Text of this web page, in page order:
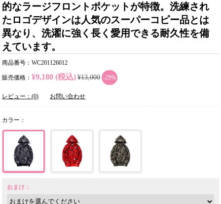
的なラージフロントポケットが特徴。洗練され
たロゴデザインは人気のスーパーコピー品とは
異なり、洗濯に強く長く愛用できる耐久性を備
えています。
商品番号：WC201126012
販売価格： ¥9,180 (税込) ¥13,000 -29%
レビュー：(0) お問い合わせ
カラー：
おまけ：